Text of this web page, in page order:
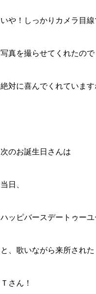
いや！しっかりカメラ目線
写真を撮らせてくれたので
絶対に喜んでくれていま
次のお誕生日さんは
当日、
ハッピバースデートゥー
と、歌いながら来所された
Ｔさん！